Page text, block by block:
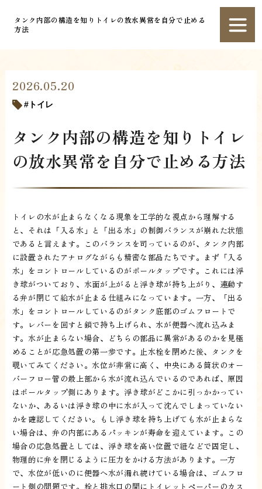
タンク内部の構造を知りトイレの放水異常を自分で止める
方法
2026.05.20
トイレ
タンク内部の構造を知りトイレ
の放水異常を自分で止める方法
トイレの水が止まらなくなる現象を工学的な視点から理解する
と、それは「入る水」と「出る水」の制御バランスが崩れた状態
であると言えます。このバランスを司っているのが、タンク内部
に設置されたアナログながらも精密な部品たちです。まず「入る
水」をコントロールしているのがボールタップです。これには浮
き球がついており、水面が上がると浮き球が持ち上がり、連動す
る弁が閉じて給水が止まる仕組みになっています。一方、「出る
水」をコントロールしているのがタンク底部のゴムフロートで
す。レバーを回すと鎖で持ち上げられ、水が便器へ流れ込みま
す。水が止まらない場合、どちらの部品に異常があるのかを見極
めることが応急処置の第一歩です。止水栓を閉めた後、タンクを
覗いてみてください。水位が非常に高く、中央にある筒状のオー
バーフロー管の最上部から水が流れ込んでいるのであれば、原因
はボールタップ側にあります。浮き球がどこかに引っかかってい
ないか、あるいは浮き球の中に水が入って沈んでしまっていない
かを確認してください。もし浮き球を持ち上げても水が止まらな
い場合は、弁の内部にあるパッキンが寿命を迎えています。この
場合の応急処置としては、浮き球を高い位置で紐などで固定し、
物理的に弁を閉じるように圧力をかける方法があります。一方
で、水位が低いのに便器へ水が漏れ続けている場合は、ゴムフロ
ート側の問題です。栓と排水口の間にトイレットペーパーのカス